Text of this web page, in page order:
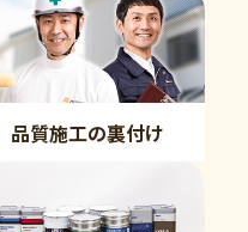
品質施工の裏付け